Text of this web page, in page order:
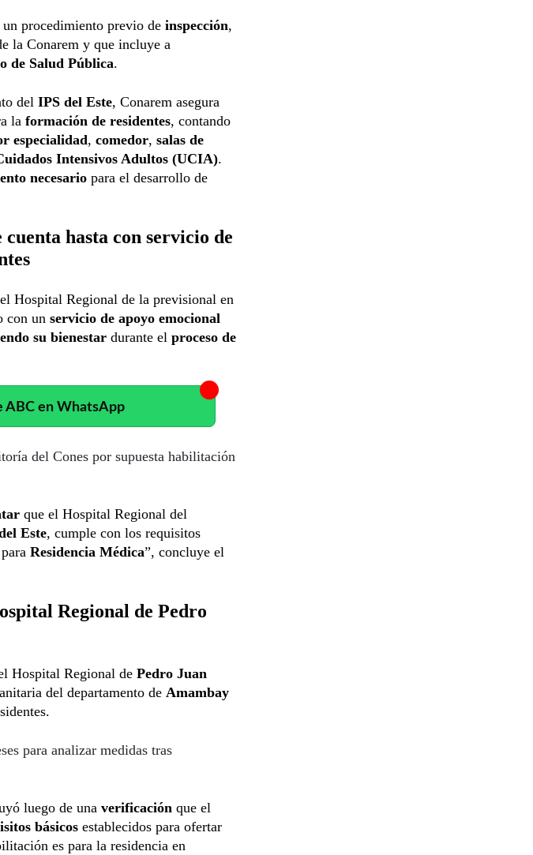
procedimiento previo de inspección,
la Conarem y que incluye a
de Salud Pública.
del IPS del Este, Conarem asegura
la formación de residentes, contando
especialidad, comedor, salas de
Intensivos Adultos (UCIA).
necesario para el desarrollo de
hasta con servicio de
Hospital Regional de la previsional en
con un servicio de apoyo emocional
su bienestar durante el proceso de
ABC en WhatsApp
del Cones por supuesta habilitación
que el Hospital Regional del
Este, cumple con los requisitos
para Residencia Médica”, concluye el
Regional de Pedro
Hospital Regional de Pedro Juan
del departamento de Amambay
para analizar medidas tras
luego de una verificación que el
básicos establecidos para ofertar
es para la residencia en